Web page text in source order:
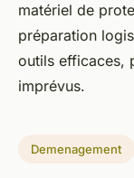
matériel de
préparation
outils efficaces,
imprévus.
Demenagement